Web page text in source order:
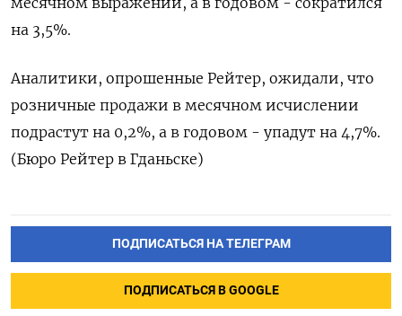
на 3,5%.
Аналитики, опрошенные Рейтер, ожидали, что
розничные продажи в месячном исчислении
подрастут на 0,2%, а в годовом - упадут на 4,7%.
(Бюро Рейтер в Гданьске)
ПОДПИСАТЬСЯ НА ТЕЛЕГРАМ
ПОДПИСАТЬСЯ В GOOGLE